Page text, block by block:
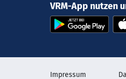
VRM-App nutzen
Impressum